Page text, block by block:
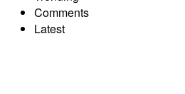
Comments
Latest